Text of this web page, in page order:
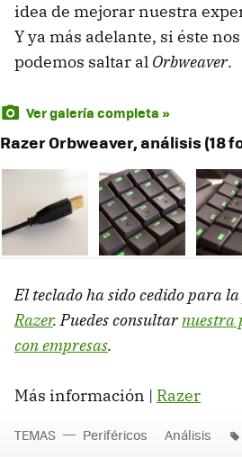
idea de mejorar nuestra
Y ya más adelante, si éste
podemos saltar al Orbweaver.
Ver galería completa »
Razer Orbweaver, análisis (18
El teclado ha sido cedido para
Razer. Puedes consultarnuestra
con empresas.
Más información | Razer
TEMAS Periféricos Análisis